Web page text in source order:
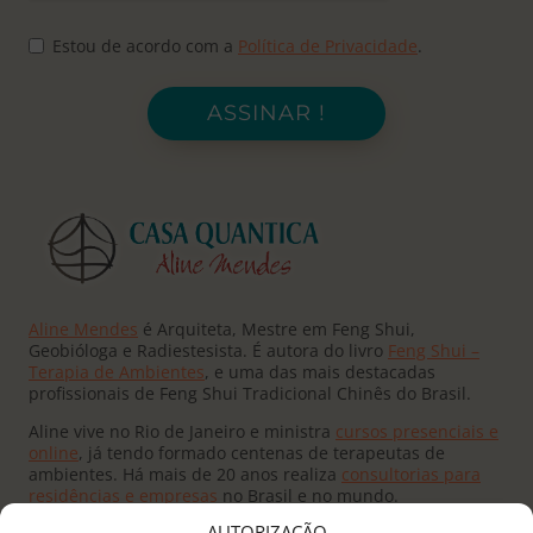
Estou de acordo com a Política de Privacidade.
ASSINAR !
Aline Mendes é Arquiteta, Mestre em Feng Shui,
Geobióloga e Radiestesista. É autora do livro Feng Shui –
Terapia de Ambientes, e uma das mais destacadas
profissionais de Feng Shui Tradicional Chinês do Brasil.
Aline vive no Rio de Janeiro e ministra cursos presenciais e
online, já tendo formado centenas de terapeutas de
ambientes. Há mais de 20 anos realiza consultorias para
residências e empresas no Brasil e no mundo.